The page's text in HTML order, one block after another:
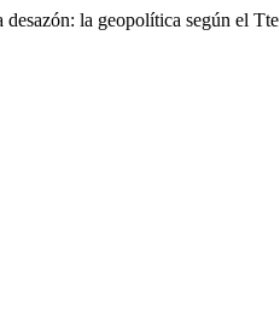
la geopolítica según el